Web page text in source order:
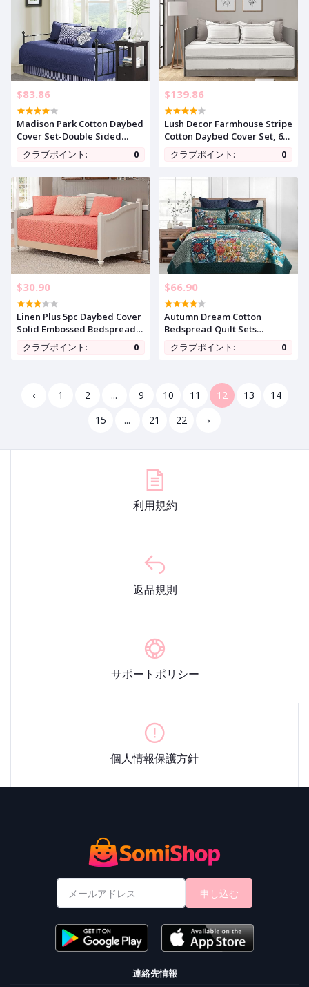
$83.86
Madison Park Cotton Daybed
Cover Set-Double Sided
Quilting Classic Cottage
Design All Season Bedding
Shams, Decorative Pillow,
39"x75", Quebec Navy 6 Piece
クラブポイント: 0
$139.86
Lush Decor Farmhouse Stripe
Cotton Daybed Cover Set, 6
Piece Set, 39" W x 75" L, Gray
- Twin Daybed Bedding Sets
Bedroom Decor
クラブポイント: 0
$30.90
Linen Plus 5pc Daybed Cover
Solid Embossed Bedspread
New (Coral/Khaki Beige)
クラブポイント: 0
$66.90
Autumn Dream Cotton
Bedspread Quilt Sets
Reversible Bedding Coverlet
Sets Comforter, Vintage
クラブポイント: 0
‹ 1 2 ... 9 10 11 12 13
14
15
... 21 22 ›
利用規約
返品規則
サポートポリシー
個人情報保護方針
申し込む
連絡先情報